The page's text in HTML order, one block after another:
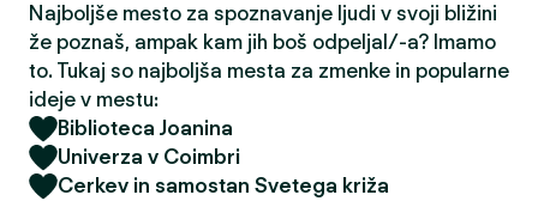
Najboljše mesto za spoznavanje ljudi v svoji bližini
že poznaš, ampak kam jih boš odpeljal/-a? Imamo
to. Tukaj so najboljša mesta za zmenke in popularne
ideje v mestu:
Biblioteca Joanina
Univerza v Coimbri
Cerkev in samostan Svetega križa